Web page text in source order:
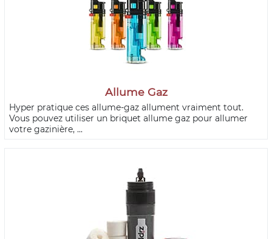
Allume Gaz
Hyper pratique ces allume-gaz allument vraiment tout.
Vous pouvez utiliser un briquet allume gaz pour allumer
votre gazinière, ...